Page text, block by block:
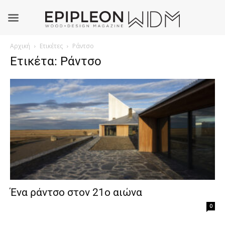
Αρχική Ετικέτες Ράντσο
Ετικέτα: Ράντσο
Ένα ράντσο στον 21ο αιώνα
0